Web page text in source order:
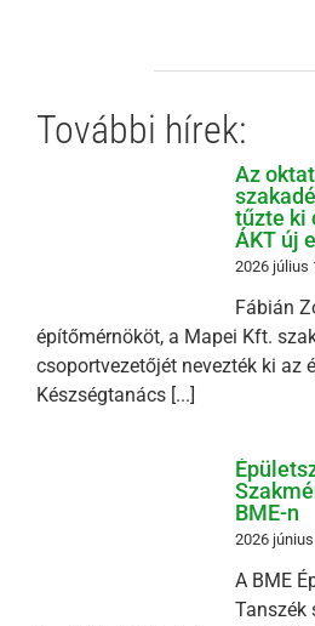
További hírek:
Az
tűzte ki
ÁKT új
2026 július
Fábián
építőmérnököt, a Mapei Kft.
csoportvezetőjét nevezték ki az
Készségtanács [...]
BME-n
2026
A BME
Tanszék